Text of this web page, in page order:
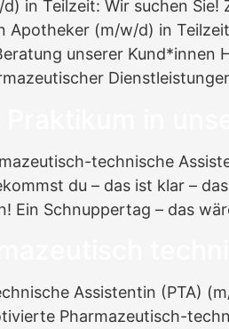
in Teilzeit: Wir suchen
Apotheker (m/w/d) in
unserer
technische
du – das ist klar –
Ein Schnuppertag – das
Assistentin (PTA)
Pharmazeutisch-